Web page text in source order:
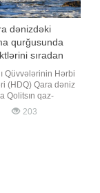
dənizdəki
qurğusunda
sıradan
Qüvvələrinin Hərbi
(HDQ) Qara dəniz
Qolitsın qaz-
yerləşən
203